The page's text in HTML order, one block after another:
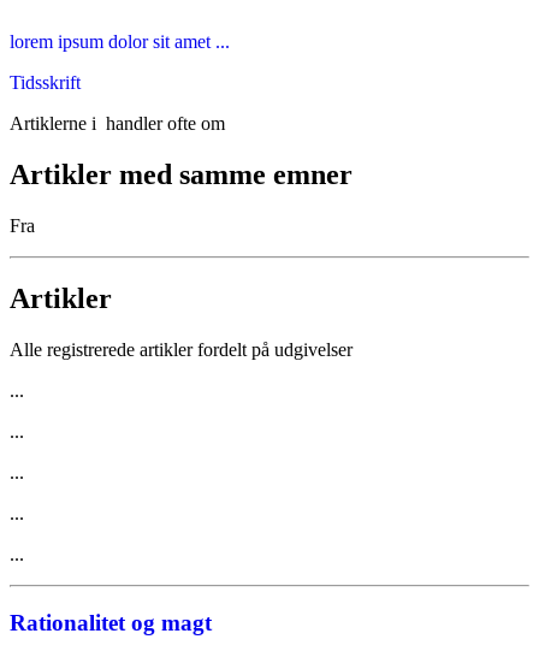
lorem ipsum dolor sit amet ...
Tidsskrift
Artiklerne i handler ofte om
Artikler med samme emner
Fra
Artikler
Alle registrerede artikler fordelt på udgivelser
...
...
...
...
...
Rationalitet og magt